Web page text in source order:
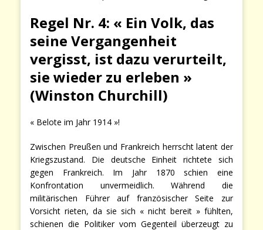
Regel Nr. 4: « Ein Volk, das
seine Vergangenheit
vergisst, ist dazu verurteilt,
sie wieder zu erleben »
(Winston Churchill)
« Belote im Jahr 1914 »!
Zwischen Preußen und Frankreich herrscht latent der
Kriegszustand. Die deutsche Einheit richtete sich
gegen Frankreich. Im Jahr 1870 schien eine
Konfrontation unvermeidlich. Während die
militärischen Führer auf französischer Seite zur
Vorsicht rieten, da sie sich « nicht bereit » fühlten,
schienen die Politiker vom Gegenteil überzeugt zu